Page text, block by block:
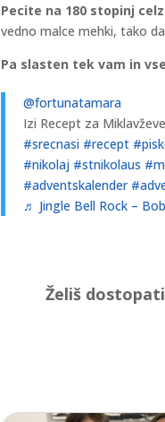
Pecite na 180 stopinj
vedno malce mehki, tako
Pa slasten tek vam in
@fortunatamara
Izi Recept za
#srecnasi #recept
#nikolaj #stnikolaus
#adventskalender
♬ Jingle Bell Rock –
Želiš